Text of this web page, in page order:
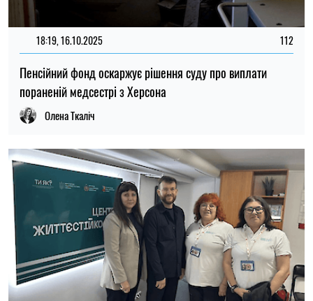
18:19, 16.10.2025 112
Пенсійний фонд оскаржує рішення суду про виплати
пораненій медсестрі з Херсона
Олена Ткаліч